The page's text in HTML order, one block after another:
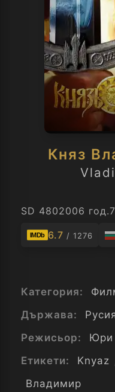
Княз
SD 4802006 год.
IMDb 6.7 / 1276
Категория:
Държава:
Режисьор:
Юри
Етикети:
Knyaz
Владимир